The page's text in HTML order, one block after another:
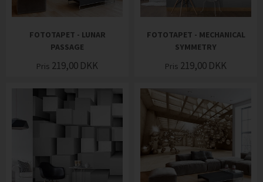
FOTOTAPET - LUNAR
PASSAGE
Pris 219,00 DKK
FOTOTAPET - MECHANICAL
SYMMETRY
Pris 219,00 DKK